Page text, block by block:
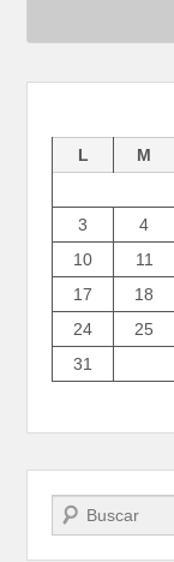
L M
3
4
10
11
17
18
24
25
31
Buscar